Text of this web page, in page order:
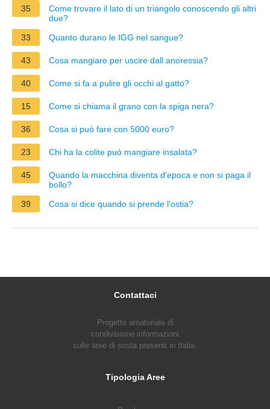
35
Come trovare il lato di un triangolo conoscendo gli altri
due?
33
Quanto durano le IGG nel sangue?
43 Cosa mangiare per uscire dall anoressia?
40 Come si fa a pulire gli occhi al gatto?
15 Come si chiama il grano con la spiga nera?
36 Cosa si può fare con 5000 euro?
23 Chi ha la colite può mangiare insalata?
45
Quando la macchina diventa d'epoca e non si paga il
bollo?
39
Cosa si dice quando si prende l'ostia?
Contattaci
Progetto amatoriale di
condivisione informazioni
sulle aree di sosta presenti in Italia.
Tipologia Aree